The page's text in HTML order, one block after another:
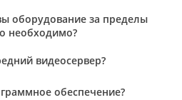
оборудование за пределы
необходимо?
видеосервер?
обеспечение?